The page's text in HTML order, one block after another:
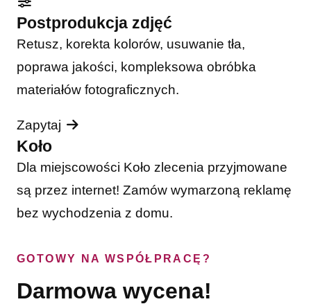
Postprodukcja zdjęć
Retusz, korekta kolorów, usuwanie tła,
poprawa jakości, kompleksowa obróbka
materiałów fotograficznych.
Zapytaj
Koło
Dla miejscowości Koło zlecenia przyjmowane
są przez internet! Zamów wymarzoną reklamę
bez wychodzenia z domu.
GOTOWY NA WSPÓŁPRACĘ?
Darmowa wycena!